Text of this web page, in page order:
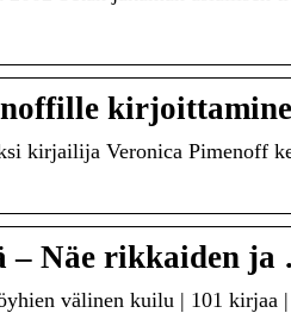
kirjailija Veronica Pimenoff
– Näe rikkaiden
välinen kuilu | 101 kirjaa